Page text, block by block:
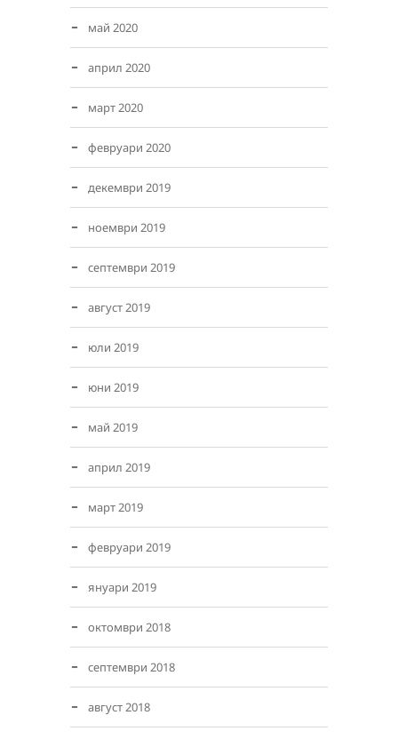
май 2020
април 2020
март 2020
февруари 2020
декември 2019
ноември 2019
септември 2019
август 2019
юли 2019
юни 2019
май 2019
април 2019
март 2019
февруари 2019
януари 2019
октомври 2018
септември 2018
август 2018